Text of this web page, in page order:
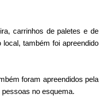
carrinhos de paletes e de
também foi apreendido
foram apreendidos pela
no esquema.